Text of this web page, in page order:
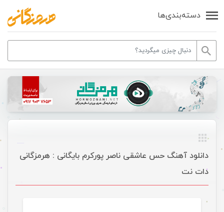
دسته‌بندی‌ها
دانلود آهنگ حس عاشقی ناصر پورکرم بایگانی : هرمزگانی
دات نت